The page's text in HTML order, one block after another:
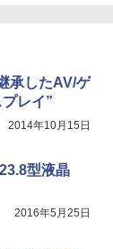
承したAV/ゲ
レイ”
2014年10月15日
型液晶
2016年5月25日